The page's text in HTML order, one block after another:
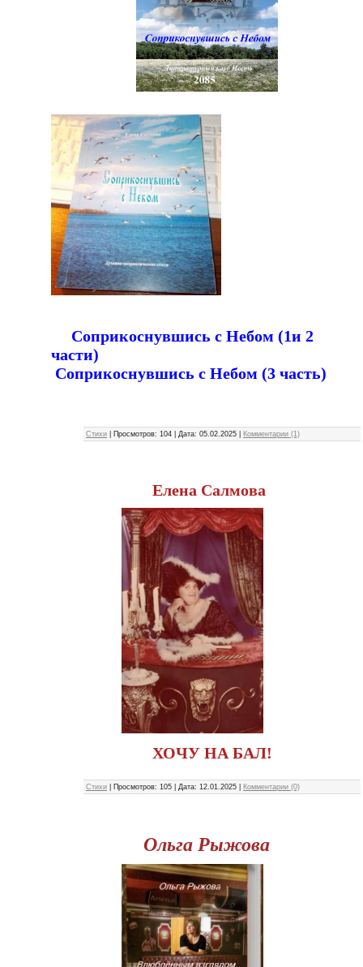
Соприкоснувшись с Небом (1и 2
части)
Соприкоснувшись с Небом (3 часть)
Стихи Просмотров: 104 Дата: 05.02.2025 Комментарии (1)
Елена Салмова
ХОЧУ НА БАЛ!
Стихи Просмотров: 105 Дата: 12.01.2025 Комментарии (0)
Ольга Рыжова